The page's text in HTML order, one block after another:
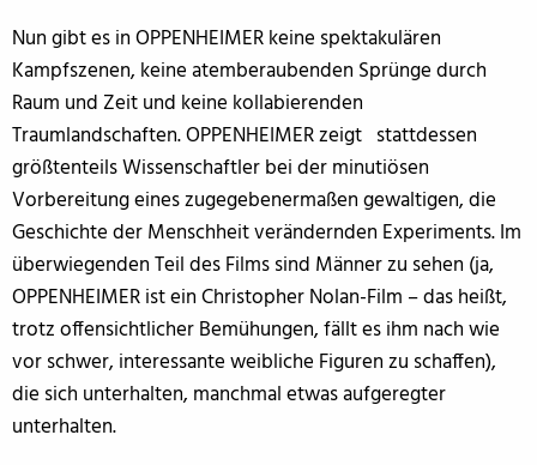
Nun gibt es in OPPENHEIMER keine spektakulären
Kampfszenen, keine atemberaubenden Sprünge durch
Raum und Zeit und keine kollabierenden
Traumlandschaften. OPPENHEIMER zeigt stattdessen
größtenteils Wissenschaftler bei der minutiösen
Vorbereitung eines zugegebenermaßen gewaltigen, die
Geschichte der Menschheit verändernden Experiments. Im
überwiegenden Teil des Films sind Männer zu sehen (ja,
OPPENHEIMER ist ein Christopher Nolan-Film – das heißt,
trotz offensichtlicher Bemühungen, fällt es ihm nach wie
vor schwer, interessante weibliche Figuren zu schaffen),
die sich unterhalten, manchmal etwas aufgeregter
unterhalten.